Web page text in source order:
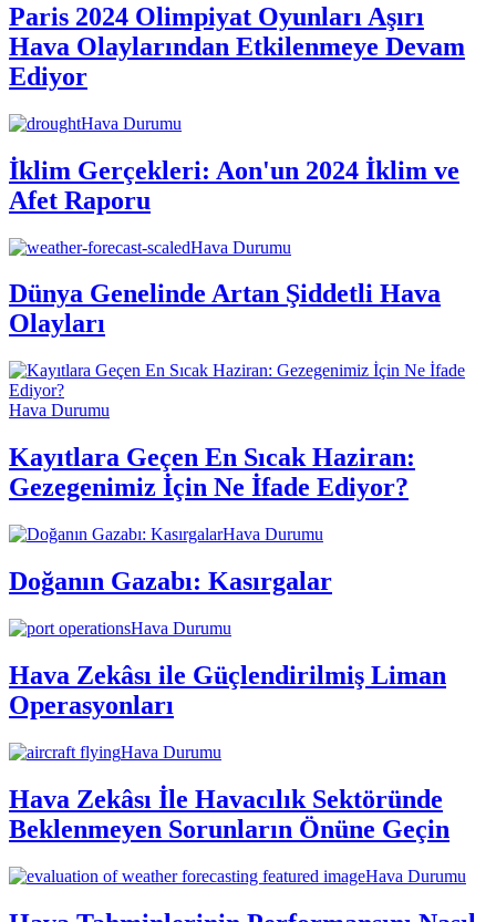
Paris 2024 Olimpiyat Oyunları Aşırı
Hava Olaylarından Etkilenmeye Devam
Ediyor
Hava Durumu
İklim Gerçekleri: Aon'un 2024 İklim ve
Afet Raporu
Hava Durumu
Dünya Genelinde Artan Şiddetli Hava
Olayları
Hava Durumu
Kayıtlara Geçen En Sıcak Haziran:
Gezegenimiz İçin Ne İfade Ediyor?
Hava Durumu
Doğanın Gazabı: Kasırgalar
Hava Durumu
Hava Zekâsı ile Güçlendirilmiş Liman
Operasyonları
Hava Durumu
Hava Zekâsı İle Havacılık Sektöründe
Beklenmeyen Sorunların Önüne Geçin
Hava Durumu